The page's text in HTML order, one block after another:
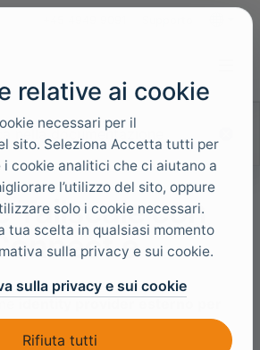
Tailscale con
e
relative ai cookie
necessari per il
sito. Seleziona Accetta tutti per
cookie analitici che ci aiutano a
l’utilizzo del sito, oppure
solo i cookie necessari.
tua scelta in qualsiasi momento
sulla privacy e sui cookie.
sulla privacy e sui cookie
Rifiuta tutti